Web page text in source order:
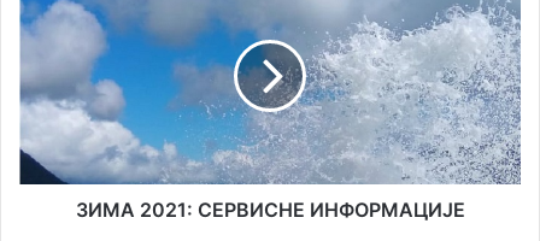
СЕРВИСНЕ
ИНФОРМАЦИЈЕ
ЗИМА 2021: СЕРВИСНЕ ИНФОРМАЦИЈЕ